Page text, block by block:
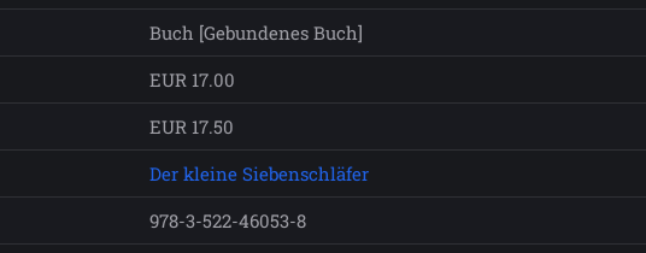
Buch [Gebundenes Buch]
EUR 17.00
EUR 17.50
Der kleine Siebenschläfer
978-3-522-46053-8